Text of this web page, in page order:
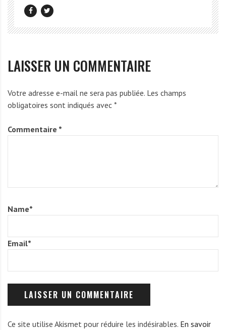
LAISSER UN COMMENTAIRE
Votre adresse e-mail ne sera pas publiée. Les champs
obligatoires sont indiqués avec *
Commentaire *
Name*
Email*
Ce site utilise Akismet pour réduire les indésirables. En savoir